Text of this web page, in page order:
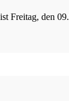
Freitag, den